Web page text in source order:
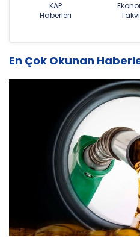
KAP
Haberleri
En Çok Okunan